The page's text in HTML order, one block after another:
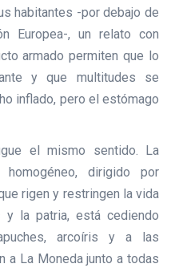
habitantes -por debajo de
Europea-, un relato con
armado permiten que lo
y que multitudes se
inflado, pero el estómago
el mismo sentido. La
dirigido por
rigen y restringen la vida
la patria, está cediendo
arcoíris y a las
a La Moneda junto a todas